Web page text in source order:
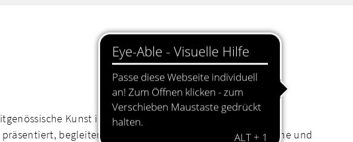
Kunst in der Oberpfalz.
begleitend dazu werden Künstler:innengespräche und